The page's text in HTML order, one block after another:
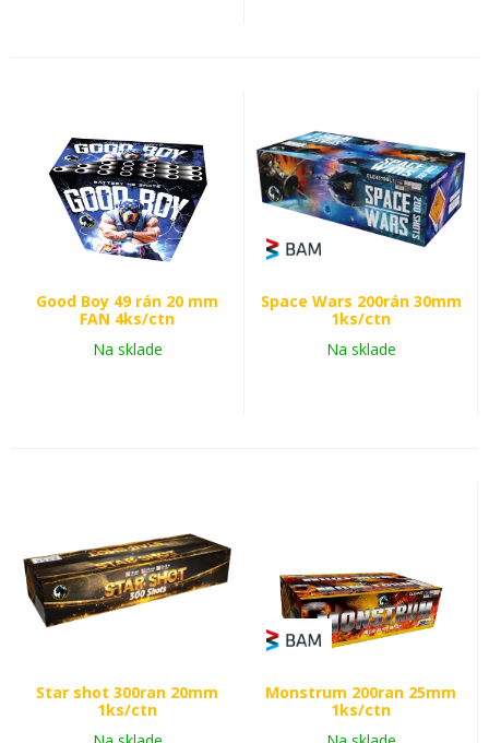
Good Boy 49 rán 20 mm
FAN 4ks/ctn
Na sklade
Space Wars 200rán 30mm
1ks/ctn
Na sklade
Star shot 300ran 20mm
1ks/ctn
Monstrum 200ran 25mm
1ks/ctn